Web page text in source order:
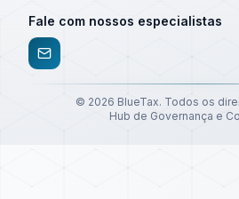
Fale com nossos especialistas
© 2026 BlueTax. Todos os
Hub de Governança e